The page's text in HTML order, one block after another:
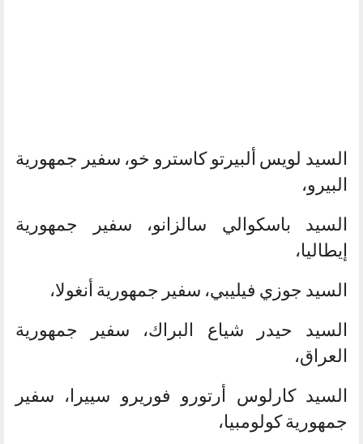
السيد لويس ألبيرتو كاسترو خو، سفير جمهورية
البيرو،
السيد باسكوالي سالزانو، سفير جمهورية
إيطاليا،
السيد جوزي فيليبي، سفير جمهورية أنغولا،
السيد حيدر شياع البراك، سفير جمهورية
العراق،
السيد كارلوس أرتورو فوريرو سييرا، سفير
جمهورية كولومبيا،